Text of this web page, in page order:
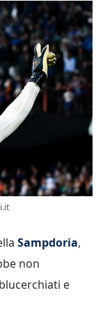
Sampdoria,
non
e